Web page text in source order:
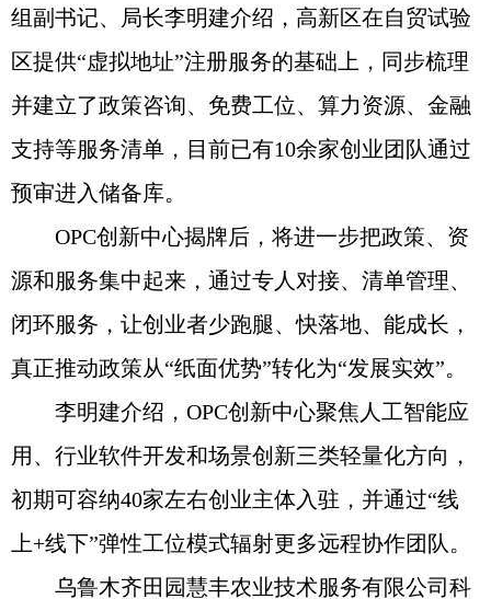
组副书记、局长李明建介绍，高新区在自贸试验
区提供“虚拟地址”注册服务的基础上，同步梳理
并建立了政策咨询、免费工位、算力资源、金融
支持等服务清单，目前已有10余家创业团队通过
预审进入储备库。
OPC创新中心揭牌后，将进一步把政策、资
源和服务集中起来，通过专人对接、清单管理、
闭环服务，让创业者少跑腿、快落地、能成长，
真正推动政策从“纸面优势”转化为“发展实效”。
李明建介绍，OPC创新中心聚焦人工智能应
用、行业软件开发和场景创新三类轻量化方向，
初期可容纳40家左右创业主体入驻，并通过“线
上+线下”弹性工位模式辐射更多远程协作团队。
乌鲁木齐田园慧丰农业技术服务有限公司科